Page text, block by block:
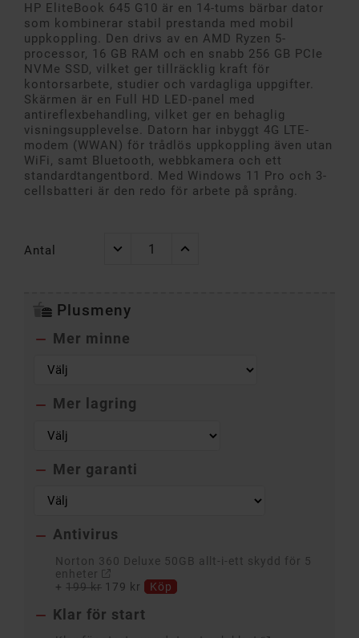
HP EliteBook 645 G10 är en 14-tums bärbar dator
som kombinerar stabil prestanda med mobil
uppkoppling. Den drivs av en AMD Ryzen 5-
processor, 16 GB RAM och en snabb 256 GB PCIe
NVMe SSD, vilket ger tillräcklig kraft för
kontorsarbete, studier och vardagliga uppgifter.
Skärmen är en Full HD LED-panel med
antireflexbehandling, vilket ger en behaglig
visningsupplevelse. Datorn har inbyggt 4G LTE-
modem (WWAN) för trådlös uppkoppling även utan
WiFi, samt Bluetooth, webbkamera och ett
standardtangentbord. Med Windows 11 Pro och 3-
cellsbatteri är den redo för arbete på språng.
Antal
Plusmeny
 Mer minne
 Mer lagring
 Mer garanti
 Antivirus
Norton 360 Deluxe 50GB allt-i-ett skydd för 5
enheter
+199 kr 179 kr Köp
 Klar för start